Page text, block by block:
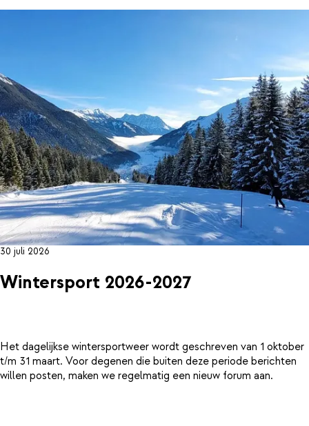
30 juli 2026
Wintersport 2026-2027
Het dagelijkse wintersportweer wordt geschreven van 1 oktober
t/m 31 maart. Voor degenen die buiten deze periode berichten
willen posten, maken we regelmatig een nieuw forum aan.